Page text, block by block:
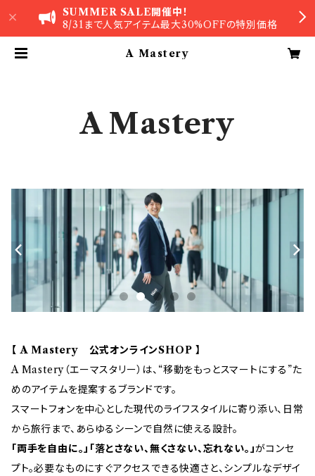
SUMMER SALE開催中！
8/31まで人気アイテム最大30%OFFの特別価格
A Mastery
A Mastery
【 A Mastery 公式オンラインSHOP 】
A Mastery（エーマスタリー）は、“移動をもっとスマートにする”た
めのアイテムを提案するブランドです。
スマートフォンを中心とした現代のライフスタイルに寄り添い、日常
から旅行まで、あらゆるシーンで自然に使える設計。
「両手を自由に。」「落とさない、無くさない、忘れない。」がコンセ
プト。必要なものにすぐアクセスできる快適さと、シンプルなデザイ